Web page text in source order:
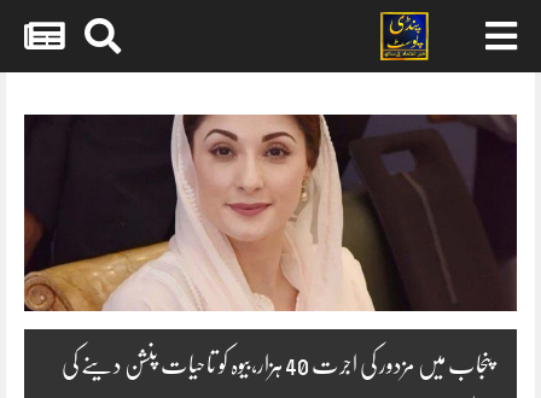
content
پنجاب میں مزدور کی اجرت 40 ہزار،بیوہ کو تاحیات پنشن دینے کی